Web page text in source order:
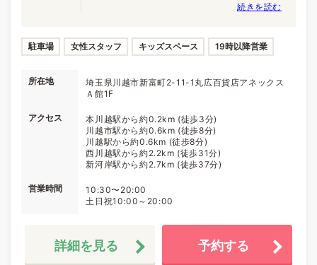
続きを読む
駐車場 女性スタッフ キッズスペース 19時以降営業
所在地
埼玉県川越市新富町2-11-1丸広百貨店アネックス
Ａ館1F
アクセス
本川越駅から約0.2km (徒歩3分)
川越市駅から約0.6km (徒歩8分)
川越駅から約0.6km (徒歩8分)
西川越駅から約2.2km (徒歩31分)
新河岸駅から約2.7km (徒歩37分)
営業時間
10:30〜20:00
土日祝10:00～20:00
詳細を見る 予約する